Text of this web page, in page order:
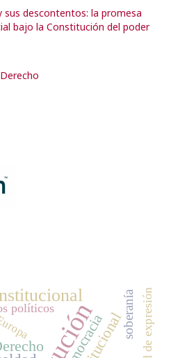
sus descontentos: la promesa
bajo la Constitución del poder
democracia soberanía
políticos